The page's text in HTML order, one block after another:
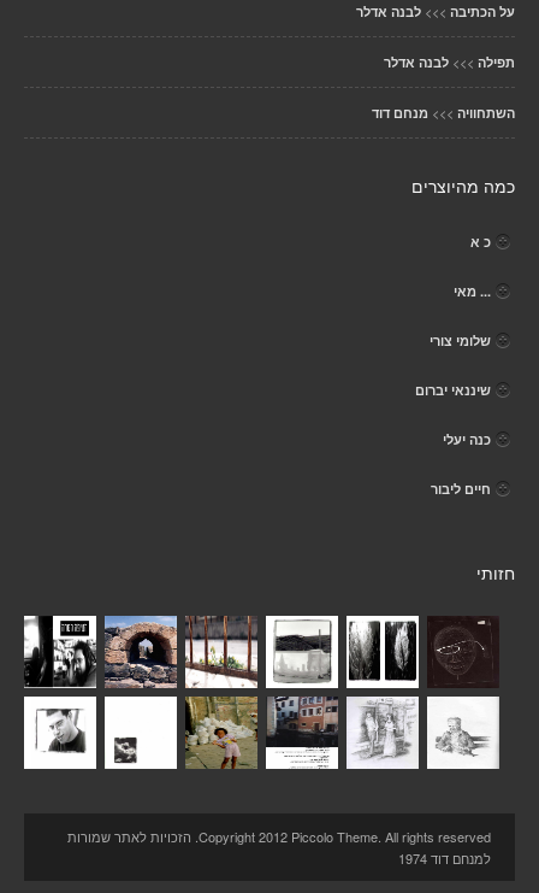
על הכתיבה >>> לבנה אדלר
תפילה >>> לבנה אדלר
השתחוויה >>> מנחם דוד
כמה מהיוצרים
כ א
... מאי
שלומי צורי
שיננאי יברום
כנה יעלי
חיים ליבור
חזותי
Copyright 2012 Piccolo Theme. All rights reserved. הזכויות לאתר שמורות
למנחם דוד 1974